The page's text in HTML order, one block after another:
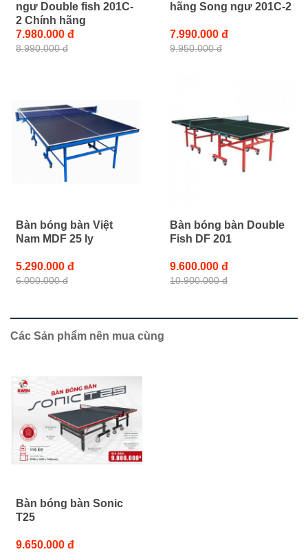
ngư Double fish 201C-
2 Chính hãng
7.980.000 đ
8.990.000 đ
hãng Song ngư 201C-2
7.990.000 đ
9.950.000 đ
Bàn bóng bàn Việt
Nam MDF 25 ly
5.290.000 đ
6.000.000 đ
Bàn bóng bàn Double
Fish DF 201
9.600.000 đ
10.900.000 đ
Các Sản phẩm nên mua cùng
Bàn bóng bàn Sonic
T25
9.650.000 đ